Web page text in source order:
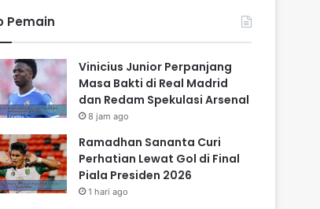
Pemain
Vinicius Junior Perpanjang
Masa Bakti di Real Madrid
dan Redam Spekulasi Arsenal
8 jam ago
Ramadhan Sananta Curi
Perhatian Lewat Gol di Final
Piala Presiden 2026
1 hari ago